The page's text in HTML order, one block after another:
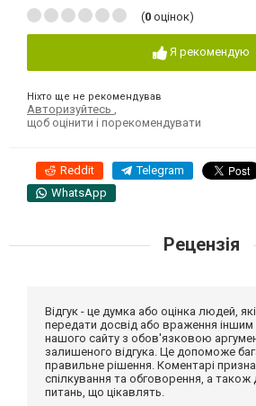
(0 оцінок)
Я рекомендую
Ніхто ще не рекомендував
Авторизуйтесь
щоб оцінити і порекомендувати
Reddit Telegram
WhatsApp
Рецензія
Відгук - це думка або оцінка людей,
передати досвід або враження
нашого сайту з обов'язковою
залишеного відгука. Це допоможе
правильне рішення. Коментарі
спілкування та обговорення, а також
питань, що цікавлять.